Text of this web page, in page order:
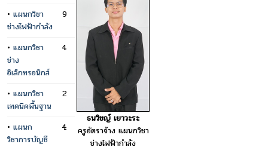
• แผนกวิชา
ช่างไฟฟ้ากำลัง
9
• แผนกวิชา
ช่าง
อิเล็กทรอนิกส์
4
• แผนกวิชา
เทคนิคพื้นฐาน
2
• แผนก
วิชาการบัญชี
4
ธนวิชญ์ เยาวะระ
ครูอัตราจ้าง แผนกวิชา
ช่างไฟฟ้ากำลัง